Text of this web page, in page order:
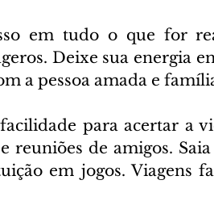
em tudo o que for
Deixe sua energia
a pessoa amada e
para acertar a
reuniões de amigos.
em jogos. Viagens